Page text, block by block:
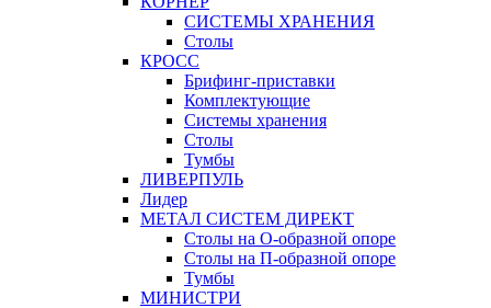
СИСТЕМЫ ХРАНЕНИЯ
Столы
КРОСС
Брифинг-приставки
Комплектующие
Системы хранения
Столы
Тумбы
ЛИВЕРПУЛЬ
Лидер
МЕТАЛ СИСТЕМ ДИРЕКТ
Столы на О-образной опоре
Столы на П-образной опоре
Тумбы
МИНИСТРИ